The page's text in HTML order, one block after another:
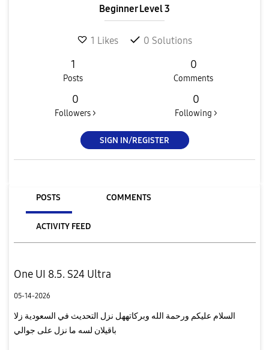
Beginner Level 3
1 Likes 0 Solutions
1
Posts
0
Comments
0
Followers >
0
Following >
SIGN IN/REGISTER
POSTS COMMENTS
ACTIVITY FEED
One UI 8.5. S24 Ultra
05-14-2026
السلام عليكم ورحمة الله وبركاتههل نزل التحديث في السعودية زلا
باقيلان لسه ما نزل على جوالي